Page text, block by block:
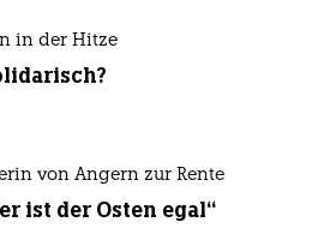
in der Hitze
von Angern zur Rente
ist der Osten egal“